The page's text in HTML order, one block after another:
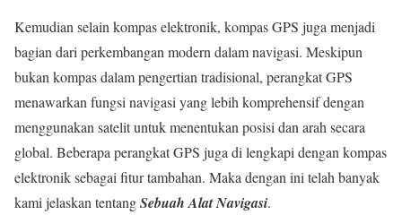
Kemudian selain kompas elektronik, kompas GPS juga menjadi
bagian dari perkembangan modern dalam navigasi. Meskipun
bukan kompas dalam pengertian tradisional, perangkat GPS
menawarkan fungsi navigasi yang lebih komprehensif dengan
menggunakan satelit untuk menentukan posisi dan arah secara
global. Beberapa perangkat GPS juga di lengkapi dengan kompas
elektronik sebagai fitur tambahan. Maka dengan ini telah banyak
kami jelaskan tentangSebuah Alat Navigasi.